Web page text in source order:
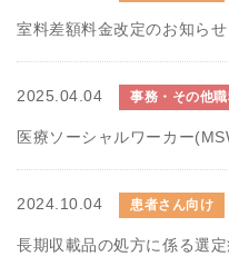
室料差額料金改定のお知らせ
2025.04.04 事務・その他
医療ソーシャルワーカー
2024.10.04 患者さん向け
長期収載品の処方に係る選